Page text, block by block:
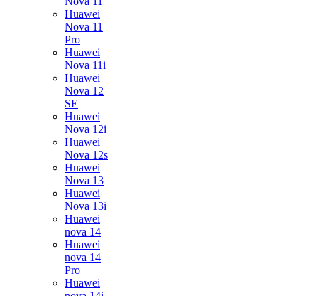
Huawei
Nova 11
Pro
Huawei
Nova 11i
Huawei
Nova 12
SE
Huawei
Nova 12i
Huawei
Nova 12s
Huawei
Nova 13
Huawei
Nova 13i
Huawei
nova 14
Huawei
nova 14
Pro
Huawei